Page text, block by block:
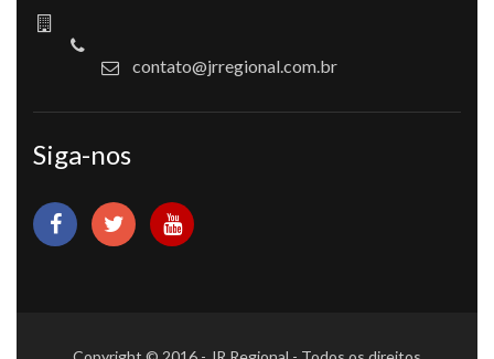
contato@jrregional.com.br
Siga-nos